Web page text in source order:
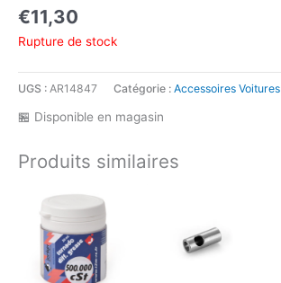
€11,30
Rupture de stock
UGS : AR14847 Catégorie : Accessoires Voitures
🏪 Disponible en magasin
Produits similaires